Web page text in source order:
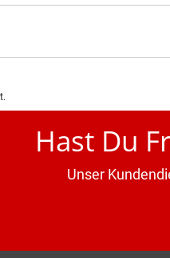
Hast Du
Unser